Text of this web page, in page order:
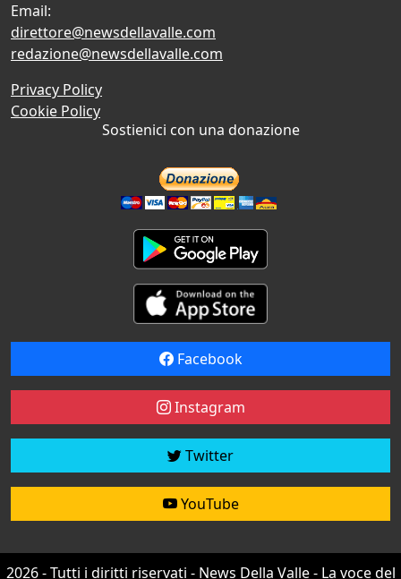
Email:
direttore@newsdellavalle.com
redazione@newsdellavalle.com
Privacy Policy
Cookie Policy
Sostienici con una donazione
Facebook
Instagram
Twitter
YouTube
2026 - Tutti i diritti riservati - News Della Valle - La voce del